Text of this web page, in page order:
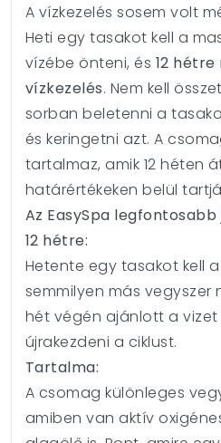
A vízkezelés sosem volt
Heti egy tasakot kell a
vízébe önteni, és 12
vízkezelés. Nem kell
sorban beletenni a
és keringetni azt. A
tartalmaz, amik 12 héten
határértékeken belül
Az EasySpa legfontosabb
12 hétre:
Hetente egy tasakot kell
semmilyen más vegyszer
hét végén ajánlott a vizet
újrakezdeni a ciklust.
Tartalma:
A csomag különleges
amiben van aktív